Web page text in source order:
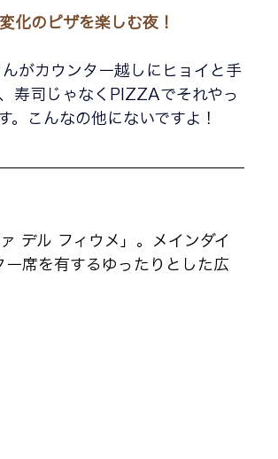
化のピザを楽しむ夜！
がカウンター越しにヒョイと 手
寿司じゃなくPIZZAでそれやっ
こんなの他にないですよ！
デル フィウメ」。メインダイ
ー席を有するゆったりとした広